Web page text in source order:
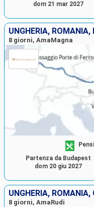
dom 21 mar 2027
UNGHERIA,
8 giorni, AmaMagna
Partenza da Budapest
dom 20 giu 2027
UNGHERIA,
8 giorni, AmaRudi